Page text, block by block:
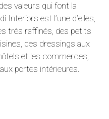
valeurs qui font la
Interiors est l’une d’elles,
très raffinés, des petits
des dressings aux
et les commerces,
portes intérieures.